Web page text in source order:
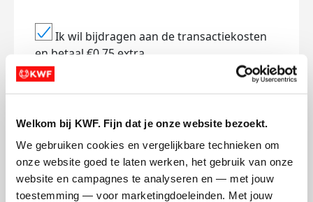
Welkom bij KWF. Fijn dat je onze website bezoekt.
We gebruiken cookies en vergelijkbare technieken om
onze website goed te laten werken, het gebruik van onze
website en campagnes te analyseren en — met jouw
toestemming — voor marketingdoeleinden. Met jouw
Ik wil bijdragen aan de transactiekosten
en betaal €0.75 extra.
Opgehaald
€15
Streefbedrag
€500